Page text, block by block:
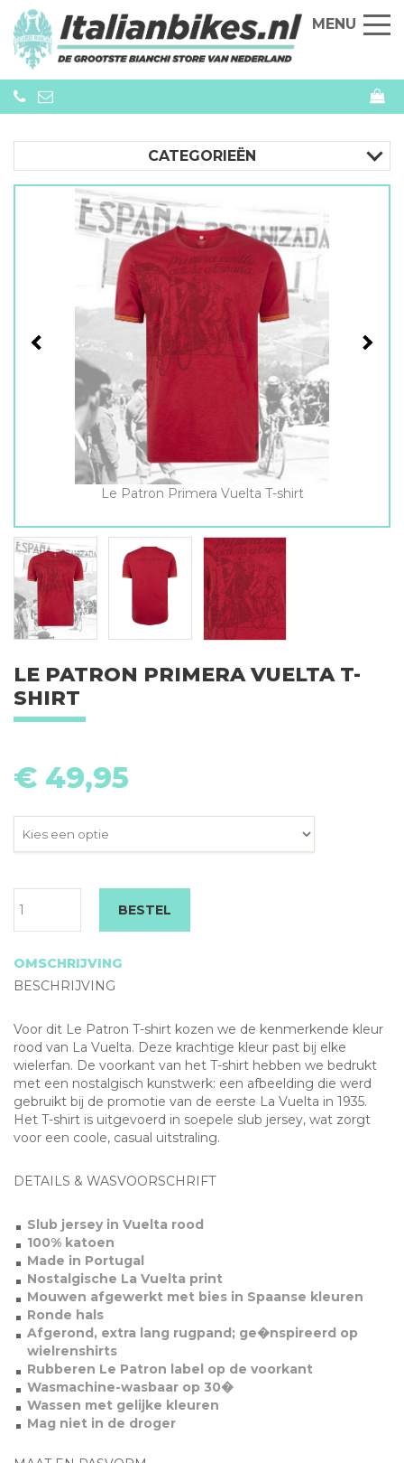
MENU
CATEGORIEËN
Le Patron Primera Vuelta T-shirt
LE PATRON PRIMERA VUELTA T-
SHIRT
€ 49,95
Patron
Primera
T-
shirt
BESTEL
OMSCHRIJVING
BESCHRIJVING
Voor dit Le Patron T-shirt kozen we de kenmerkende kleur
rood van La Vuelta. Deze krachtige kleur past bij elke
wielerfan. De voorkant van het T-shirt hebben we bedrukt
met een nostalgisch kunstwerk: een afbeelding die werd
gebruikt bij de promotie van de eerste La Vuelta in 1935.
Het T-shirt is uitgevoerd in soepele slub jersey, wat zorgt
voor een coole, casual uitstraling.
DETAILS & WASVOORSCHRIFT
Slub jersey in Vuelta rood
100% katoen
Made in Portugal
Nostalgische La Vuelta print
Mouwen afgewerkt met bies in Spaanse kleuren
Ronde hals
Afgerond, extra lang rugpand; ge�nspireerd op
wielrenshirts
Rubberen Le Patron label op de voorkant
Wasmachine-wasbaar op 30�
Wassen met gelijke kleuren
Mag niet in de droger